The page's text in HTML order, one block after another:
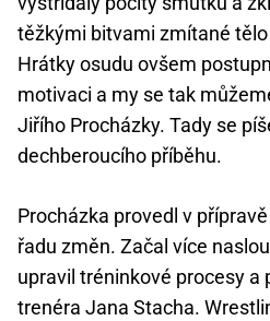
těžkými bitvami zmítané
Hrátky osudu ovšem
motivaci a my se tak
Jiřího Procházky. Tady se
dechberoucího příběhu.
Procházka provedl v
řadu změn. Začal více
upravil tréninkové procesy a
trenéra Jana Stacha.